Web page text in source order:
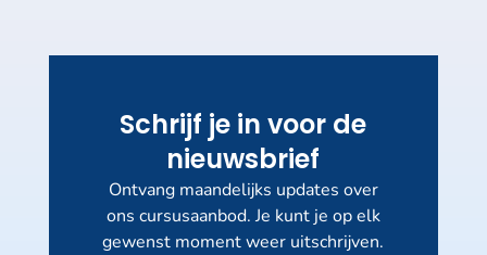
Schrijf je in voor de
nieuwsbrief
Ontvang maandelijks updates over
ons cursusaanbod. Je kunt je op elk
gewenst moment weer uitschrijven.